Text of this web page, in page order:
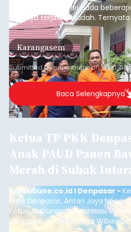
Baca Selengkapnya
BI: Stabilitas
Triwulan I 2026
Kredit Investasi dan
Penopang Utama
balitribune.co.id I Denpasar -
(BI) memastikan stabilitas sistem
Provinsi Bali tetap terjaga pada
Kondisi tersebut ditopang oleh
pada sektor-sektor utama
daerah, dengan risiko kredit yang
terkendali.
Denpasar
Submitted bycontributoronWed, 08/